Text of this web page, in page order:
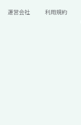
運営会社 利用規約